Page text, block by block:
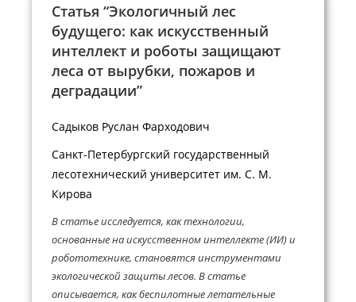
Статья “Экологичный лес
будущего: как искусственный
интеллект и роботы защищают
леса от вырубки, пожаров и
деградации”
Садыков Руслан Фарходович
Санкт-Петербургский государственный
лесотехнический университет им. С. М.
Кирова
В статье исследуется, как технологии,
основанные на искусственном интеллекте (ИИ) и
робототехнике, становятся инструментами
экологической защиты лесов. В статье
описывается, как беспилотные летательные